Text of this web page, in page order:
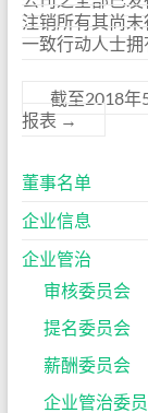
注销所有其尚
一致行动人士
截至2018年
报表 →
董事名单
企业信息
企业管治
审核委员会
提名委员会
薪酬委员会
企业管治委